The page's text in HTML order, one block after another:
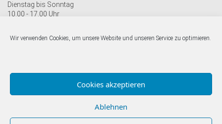
Wir verwenden Cookies, um unsere Website und unseren Service zu optimieren.
Cookies akzeptieren
Ablehnen
Dienstag bis Sonntag
10.00 - 17.00 Uhr